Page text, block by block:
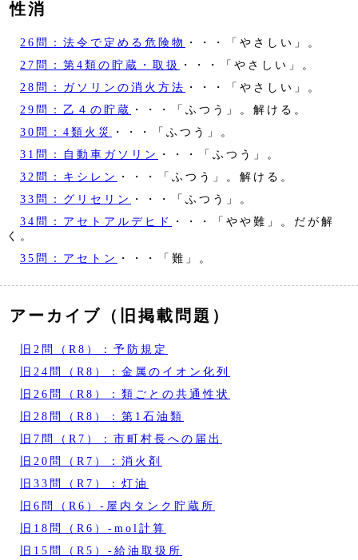
性消
26問：法令で定める危険物
・・・「やさしい」。
27問：第4類の貯蔵・取扱
・・・「やさしい」。
28問：ガソリンの消火方法 ・・・「やさしい」。
29問：乙４の貯蔵 ・・・「ふつう」。解ける。
30問：4類火災
・・・「ふつう」。
31問：自動車ガソリン
・・・「ふつう」。
32問：キシレン
・・・「ふつう」。解ける。
33問：グリセリン
・・・「ふつう」。
34問：アセトアルデヒド
・・・「やや難」。だが解
く。
35問：アセトン
・・・「難」。
アーカイブ（旧掲載問題）
旧2問（R8）：予防規定
旧24問（R8）：金属のイオン化列
旧26問（R8）：類ごとの共通性状
旧28問（R8）：第1石油類
旧7問（R7）：市町村長への届出
旧20問（R7）：消火剤
旧33問（R7）：灯油
旧6問（R6）‐屋内タンク貯蔵所
旧18問（R6）‐mol計算
旧15問（R5）‐給油取扱所